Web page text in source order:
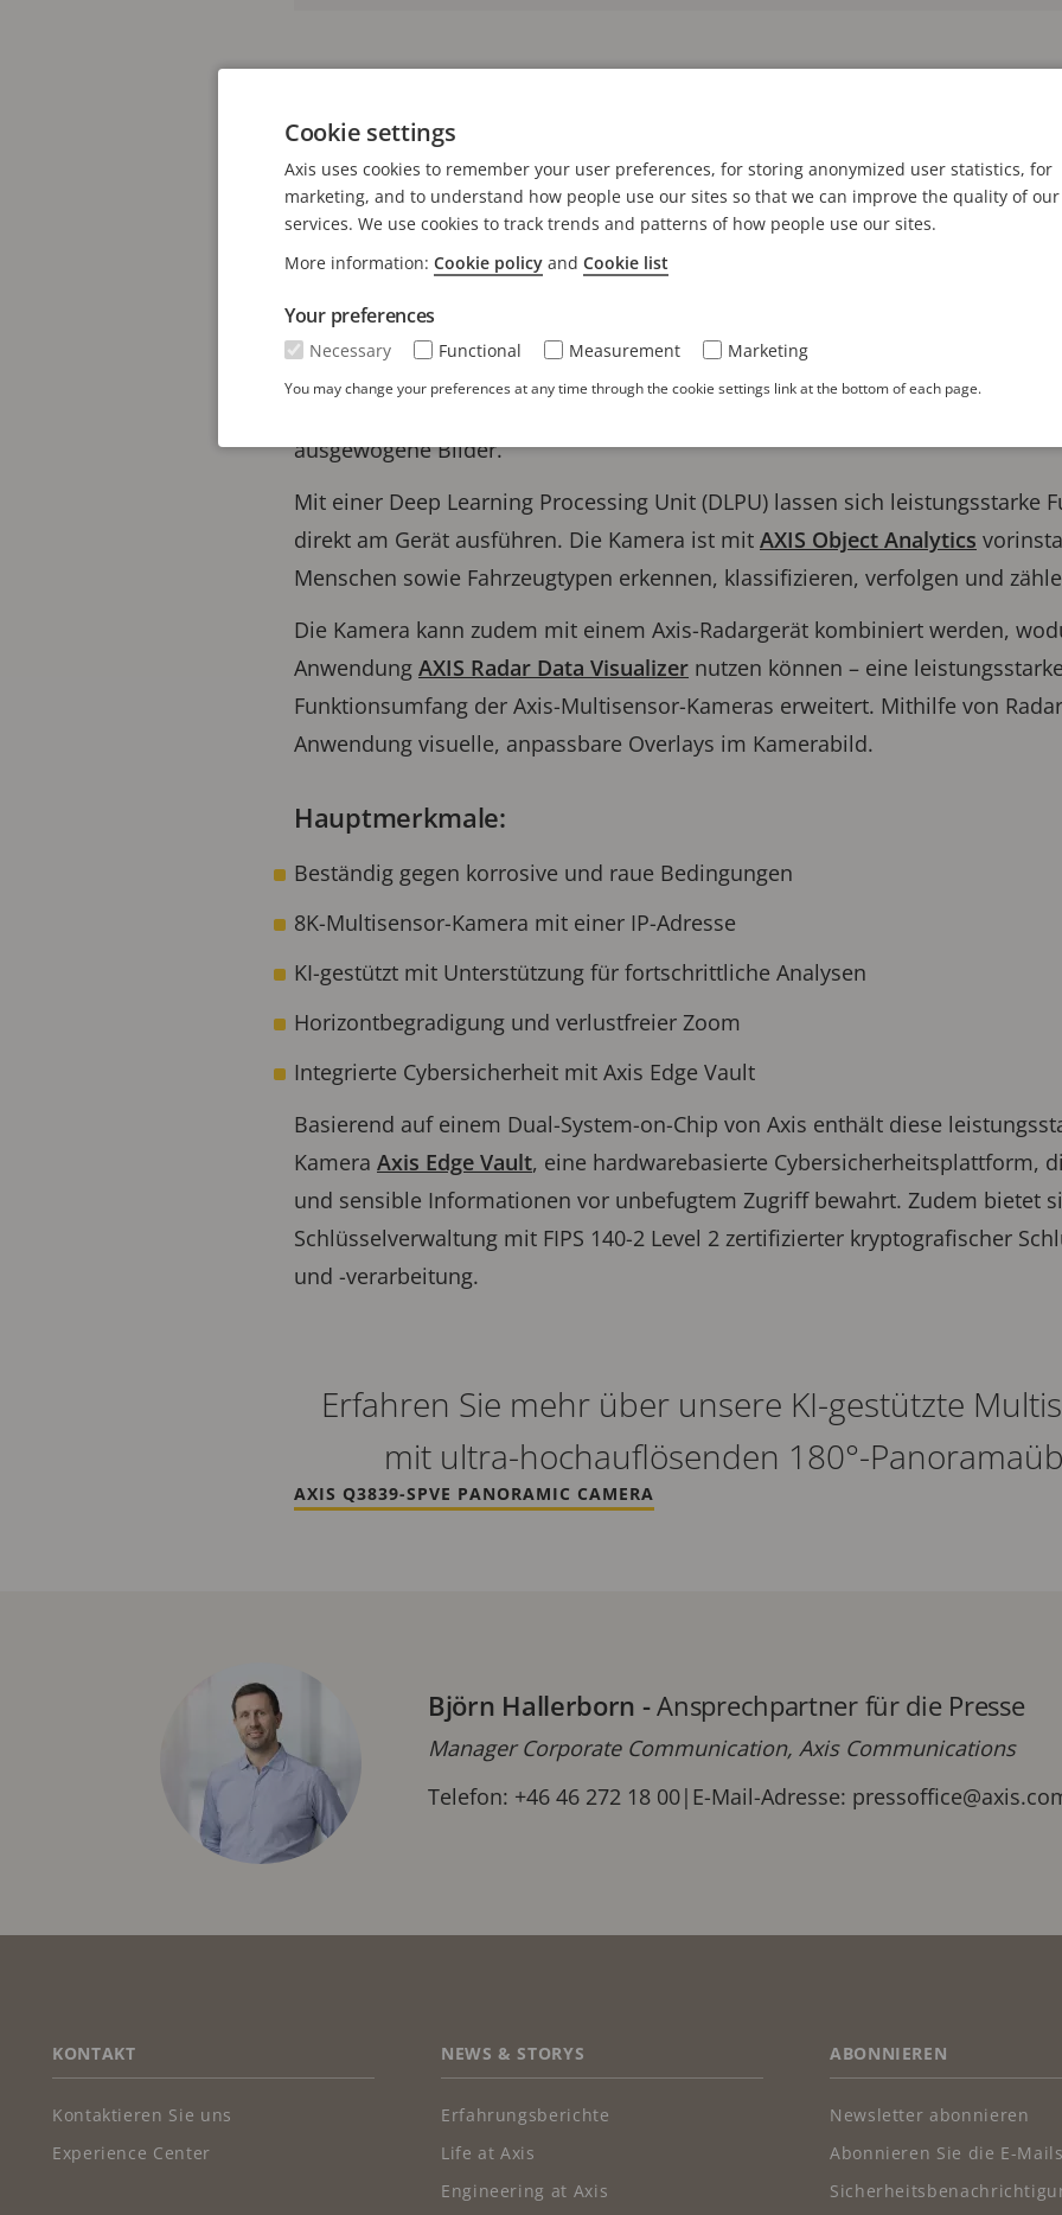
vertikaler Abdeckung für gestochen scharfe Übersichten ohne tote Winkel.
Umgebungen, verfügt sie über ein korrosionsbeständiges Edelstahlgehäuse
hält Temperaturen von -50 °C bis 55 °C stand – ideal für die Überwachung
zudem nach NSF/ANSI Standard 169 (Spezialgeräte für die
Dieses kosteneffiziente Gerät bietet die Vorteile von vier Kameras zum Preis
ausgewogene Bilder.
Mit einer Deep Learning Processing Unit (DLPU) lassen sich leistungsstarke
direkt am Gerät ausführen. Die Kamera ist mit AXIS Object Analytics
Menschen sowie Fahrzeugtypen erkennen, klassifizieren, verfolgen und
Die Kamera kann zudem mit einem Axis-Radargerät kombiniert werden,
Anwendung AXIS Radar Data Visualizer nutzen können – eine
Funktionsumfang der Axis-Multisensor-Kameras erweitert. Mithilfe von
Anwendung visuelle, anpassbare Overlays im Kamerabild.
Hauptmerkmale:
Beständig gegen korrosive und raue Bedingungen
8K-Multisensor-Kamera mit einer IP-Adresse
KI-gestützt mit Unterstützung für fortschrittliche Analysen
Horizontbegradigung und verlustfreier Zoom
Integrierte Cybersicherheit mit Axis Edge Vault
Basierend auf einem Dual-System-on-Chip von Axis enthält diese
Kamera Axis Edge Vault, eine hardwarebasierte Cybersicherheitsplattform,
und sensible Informationen vor unbefugtem Zugriff bewahrt. Zudem bietet
Schlüsselverwaltung mit FIPS 140-2 Level 2 zertifizierter kryptografischer
und -verarbeitung.
Erfahren Sie mehr über unsere KI-gestützte
mit ultra-hochauflösenden 180°-
AXIS Q3839-SPVE PANORAMIC CAMERA
Björn Hallerborn -Ansprechpartner für die Presse
Manager Corporate Communication, Axis Communications
Telefon: +46 46 272 18 00| E-Mail-Adresse:
FOOTER
KONTAKT
Kontaktieren Sie uns
Experience Center
NEWS & STORYS
Erfahrungsberichte
Life at Axis
Engineering at Axis
ABONNIEREN
Newsletter abonnieren
Abonnieren Sie die E-
Cookie settings
Axis uses cookies to remember your user preferences, for storing anonymized user statistics, for
marketing, and to understand how people use our sites so that we can improve the quality of our
services. We use cookies to track trends and patterns of how people use our sites.
More information: Cookie policy and Cookie list
Your preferences
Necessary Functional Measurement Marketing
You may change your preferences at any time through the cookie settings link at the bottom of each page.